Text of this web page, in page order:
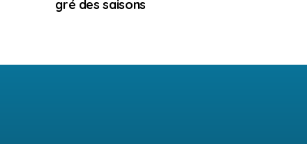
gré des saisons